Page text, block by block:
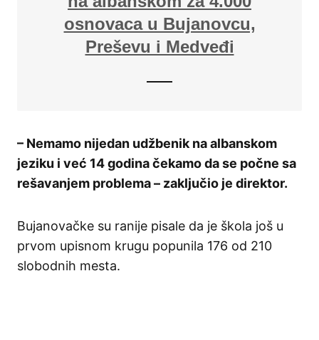
osnovaca u Bujanovcu,
Preševu i Medveđi
– Nemamo nijedan udžbenik na albanskom
jeziku i već 14 godina čekamo da se počne sa
rešavanjem problema – zaključio je direktor.
Bujanovačke su ranije pisale da je škola još u
prvom upisnom krugu popunila 176 od 210
slobodnih mesta.